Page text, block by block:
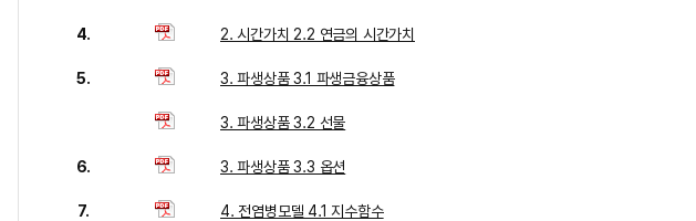
4. 2. 시간가치 2.2 연금의 시간가치
5. 3. 파생상품 3.1 파생금융상품
3. 파생상품 3.2 선물
6. 3. 파생상품 3.3 옵션
7. 4. 전염병모델 4.1 지수함수